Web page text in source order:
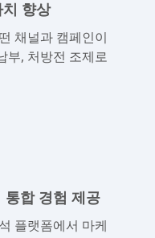
향상
채널과 캠페인이
부, 처방전 조제로
통합 경험 제공
플랫폼에서 마케